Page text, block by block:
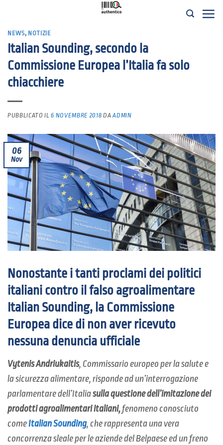
contenuti
NEWS, NOTIZIE
Italian Sounding, secondo la
Commissione Europea l’Italia fa solo
chiacchiere
PUBBLICATO IL6 NOVEMBRE 2018 DAADMIN
06
Nov
Nonostante i tanti proclami dei politici
italiani contro il falso agroalimentare
Italian Sounding, la Commissione
Europea dice di non aver ricevuto
nessuna denuncia ufficiale
Vytenis Andriukaitis, Commissario europeo per la salute e
la sicurezza alimentare, risponde ad un’interrogazione
parlamentare dell’Italiasulla questione dell’imitazione dei
prodotti agroalimentari italiani, fenomeno conosciuto
comeItalian Sounding, che rappresenta una vera
concorrenza sleale per le aziende del Belpaese ed un freno